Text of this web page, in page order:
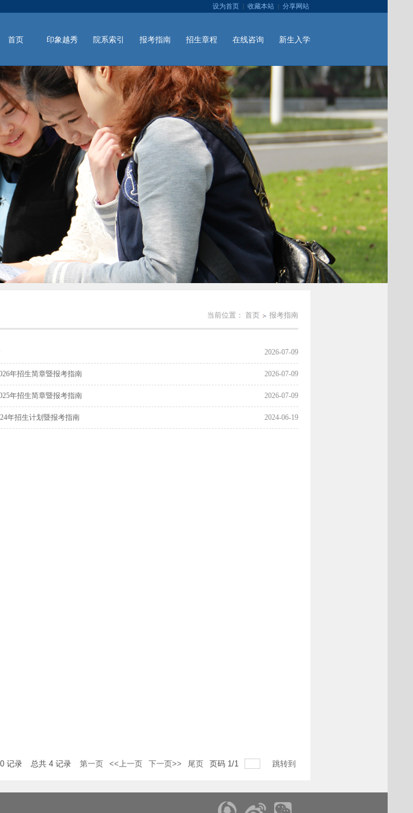
设为首页 | 收藏本站 | 分享网站
首页 印象越秀 院系索引 报考指南 招生章程 在线咨询 新生入学
当前位置： 首页 报考指南
2026-07-09
2026-07-09
年招生简章暨报考指南
2026-07-09
年招生简章暨报考指南
2024-06-19
年招生计划暨报考指南
记录 总共 4记录 第一页 <<上一页 下一页>> 尾页 页码 1/1 跳转到